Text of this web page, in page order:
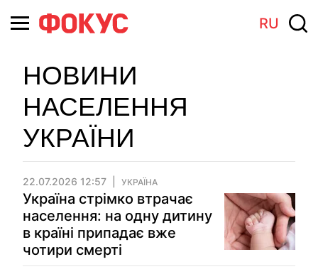
RU
НОВИНИ
НАСЕЛЕННЯ
УКРАЇНИ
22.07.2026 12:57 УКРАЇНА
Україна стрімко втрачає
населення: на одну дитину
в країні припадає вже
чотири смерті